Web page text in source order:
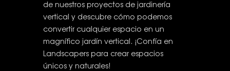
de nuestros proyectos de jardinería
vertical y descubre cómo podemos
convertir cualquier espacio en un
magnífico jardín vertical. ¡Confía en
Landscapers para crear espacios
únicos y naturales!